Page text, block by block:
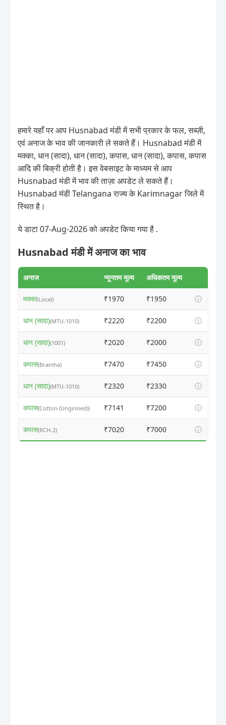
हमारे यहाँ पर आप Husnabad मंडी में सभी प्रकार के फल, सब्ज़ी,
एवं अनाज के भाव की जानकारी ले सकते हैं। Husnabad मंडी में
मक्का, धान (सादा), धान (सादा), कपास, धान (सादा), कपास, कपास
आदि की बिक्री होती है। इस वेबसाइट के माध्यम से आप
Husnabad मंडी में भाव की ताज़ा अपडेट ले सकते हैं।
Husnabad मंडी Telangana राज्य के Karimnagar जिले में
स्थित है।
ये डाटा 07-Aug-2026 को अपडेट किया गया है .
Husnabad मंडी में अनाज का भाव
अनाज न्यूनतम मूल्य अधिकतम मूल्य
मक्का(Local) ₹1970 ₹1950 ⓘ
धान (सादा)(MTU-1010) ₹2220 ₹2200 ⓘ
धान (सादा)(1001) ₹2020 ₹2000 ⓘ
कपास(Bramha) ₹7470 ₹7450 ⓘ
धान (सादा)(MTU-1010) ₹2320 ₹2330 ⓘ
कपास(Cotton (Unginned)) ₹7141 ₹7200 ⓘ
कपास(RCH-2) ₹7020 ₹7000 ⓘ